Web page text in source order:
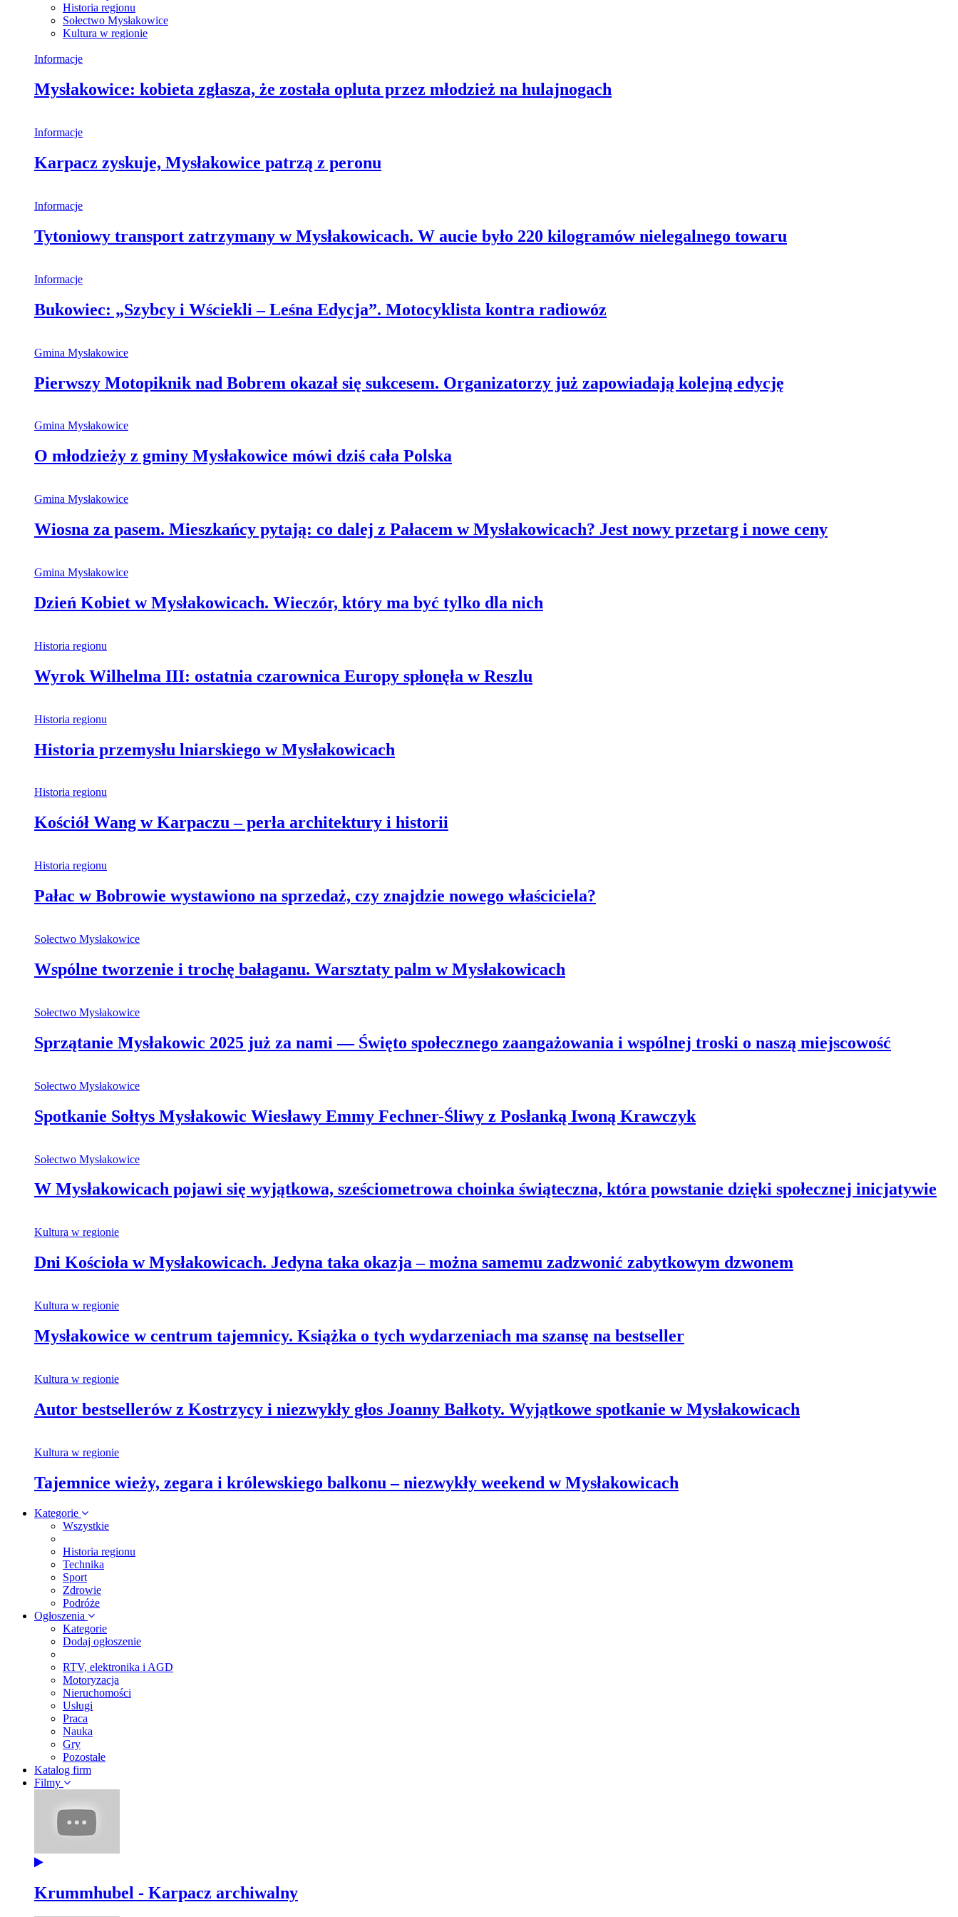
Historia regionu
Sołectwo Mysłakowice
Kultura w regionie
Informacje
Mysłakowice: kobieta zgłasza, że została opluta przez młodzież na hulajnogach
Informacje
Karpacz zyskuje, Mysłakowice patrzą z peronu
Informacje
Tytoniowy transport zatrzymany w Mysłakowicach. W aucie było 220 kilogramów nielegalnego towaru
Informacje
Bukowiec: „Szybcy i Wściekli – Leśna Edycja”. Motocyklista kontra radiowóz
Gmina Mysłakowice
Pierwszy Motopiknik nad Bobrem okazał się sukcesem. Organizatorzy już zapowiadają kolejną edycję
Gmina Mysłakowice
O młodzieży z gminy Mysłakowice mówi dziś cała Polska
Gmina Mysłakowice
Wiosna za pasem. Mieszkańcy pytają: co dalej z Pałacem w Mysłakowicach? Jest nowy przetarg i nowe ceny
Gmina Mysłakowice
Dzień Kobiet w Mysłakowicach. Wieczór, który ma być tylko dla nich
Historia regionu
Wyrok Wilhelma III: ostatnia czarownica Europy spłonęła w Reszlu
Historia regionu
Historia przemysłu lniarskiego w Mysłakowicach
Historia regionu
Kościół Wang w Karpaczu – perła architektury i historii
Historia regionu
Pałac w Bobrowie wystawiono na sprzedaż, czy znajdzie nowego właściciela?
Sołectwo Mysłakowice
Wspólne tworzenie i trochę bałaganu. Warsztaty palm w Mysłakowicach
Sołectwo Mysłakowice
Sprzątanie Mysłakowic 2025 już za nami — Święto społecznego zaangażowania i wspólnej troski o naszą miejscowość
Sołectwo Mysłakowice
Spotkanie Sołtys Mysłakowic Wiesławy Emmy Fechner-Śliwy z Posłanką Iwoną Krawczyk
Sołectwo Mysłakowice
W Mysłakowicach pojawi się wyjątkowa, sześciometrowa choinka świąteczna, która powstanie dzięki społecznej inicjatywie
Kultura w regionie
Dni Kościoła w Mysłakowicach. Jedyna taka okazja – można samemu zadzwonić zabytkowym dzwonem
Kultura w regionie
Mysłakowice w centrum tajemnicy. Książka o tych wydarzeniach ma szansę na bestseller
Kultura w regionie
Autor bestsellerów z Kostrzycy i niezwykły głos Joanny Bałkoty. Wyjątkowe spotkanie w Mysłakowicach
Kultura w regionie
Tajemnice wieży, zegara i królewskiego balkonu – niezwykły weekend w Mysłakowicach
Kategorie
Wszystkie
Historia regionu
Technika
Sport
Zdrowie
Podróże
Ogłoszenia
Kategorie
Dodaj ogłoszenie
RTV, elektronika i AGD
Motoryzacja
Nieruchomości
Usługi
Praca
Nauka
Gry
Pozostałe
Katalog firm
Filmy
Krummhubel - Karpacz archiwalny